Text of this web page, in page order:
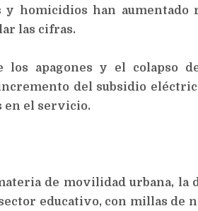
homicidios han aumentado
las cifras.
apagones y el colapso
del subsidio
en el servicio.
de movilidad urbana, la
educativo, con millas de